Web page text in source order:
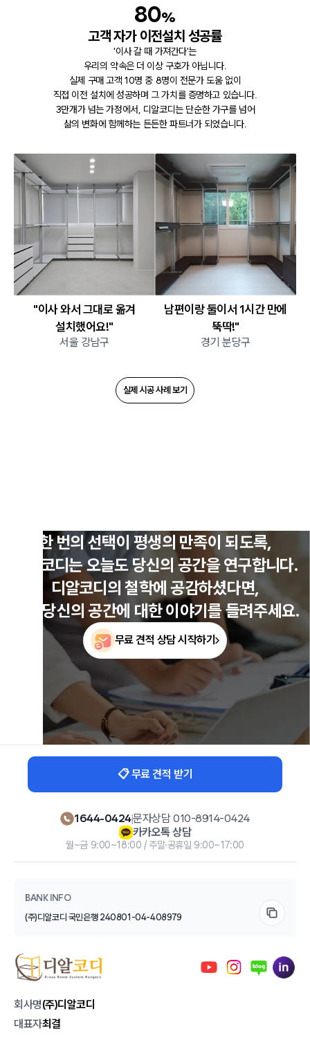
80%
고객 자가 이전설치 성공률
'이사 갈 때 가져간다'는
우리의 약속은 더 이상 구호가 아닙니다.
실제 구매 고객 10명 중 8명이 전문가 도움 없이
직접 이전 설치에 성공하며 그 가치를 증명하고 있습니다.
3만개가 넘는 가정에서, 디알코디는 단순한 가구를 넘어
삶의 변화에 함께하는 든든한 파트너가 되었습니다.
"이사 와서 그대로 옮겨
설치했어요!"
서울 강남구
남편이랑 둘이서 1시간 만에
뚝딱!"
경기 분당구
실제 시공 사례 보기
한 번의 선택이 평생의 만족이 되도록,
디알코디는 오늘도 당신의 공간을 연구합니다.
디알코디의 철학에 공감하셨다면,
이제 당신의 공간에 대한 이야기를 들려주세요.
무료 견적 상담 시작하기
📋 무료 견적 받기
1644-0424|문자상담 010-8914-0424
카카오톡 상담
월~금 9:00~18:00 / 주말·공휴일 9:00~17:00
BANK INFO
(주)디알코디 국민은행 240801-04-408979
회사명(주)디알코디
대표자최결